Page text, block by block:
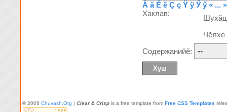
Ă ă Ĕ ĕ Ç ç Ÿ ÿ Ӳ ӳ « ... »
Хаклав:
Содержанийĕ:
© 2008 Chuvash.Org | Clear & Crisp is a free template from Free CSS Templates